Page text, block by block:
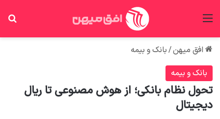
افق میهن/بانک و بیمه
بانک و بیمه
تحول نظام بانکی؛ از هوش مصنوعی تا ریال
دیجیتال